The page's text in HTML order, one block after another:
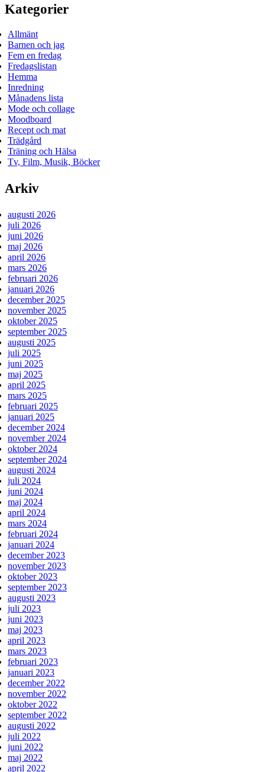
Kategorier
Allmänt
Barnen och jag
Fem en fredag
Fredagslistan
Hemma
Inredning
Månadens lista
Mode och collage
Moodboard
Recept och mat
Trädgård
Träning och Hälsa
Tv, Film, Musik, Böcker
Arkiv
augusti 2026
juli 2026
juni 2026
maj 2026
april 2026
mars 2026
februari 2026
januari 2026
december 2025
november 2025
oktober 2025
september 2025
augusti 2025
juli 2025
juni 2025
maj 2025
april 2025
mars 2025
februari 2025
januari 2025
december 2024
november 2024
oktober 2024
september 2024
augusti 2024
juli 2024
juni 2024
maj 2024
april 2024
mars 2024
februari 2024
januari 2024
december 2023
november 2023
oktober 2023
september 2023
augusti 2023
juli 2023
juni 2023
maj 2023
april 2023
mars 2023
februari 2023
januari 2023
december 2022
november 2022
oktober 2022
september 2022
augusti 2022
juli 2022
juni 2022
maj 2022
april 2022